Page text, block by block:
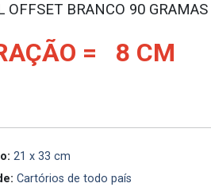
OFFSET BRANCO 90 GRAMAS
= 8 CM
21 x 33 cm
Cartórios de todo país